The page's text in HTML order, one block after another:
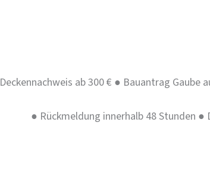
Deckennachweis ab 300 € ● Bauantrag Gaube
● Rückmeldung innerhalb 48 Stunden ●